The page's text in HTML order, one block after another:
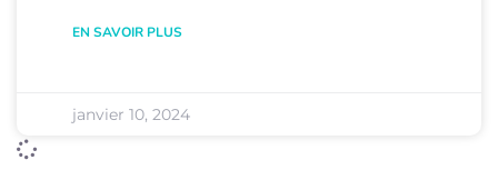
EN SAVOIR PLUS
janvier 10, 2024